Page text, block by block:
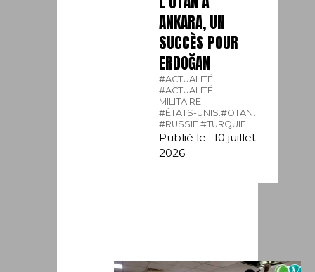
ANKARA, UN
SUCCÈS POUR
ERDOĞAN
#ACTUALITÉ.
#ACTUALITÉ
MILITAIRE.
#ÉTATS-UNIS. #OTAN.
#RUSSIE. #TURQUIE.
Publié le : 10 juillet
2026